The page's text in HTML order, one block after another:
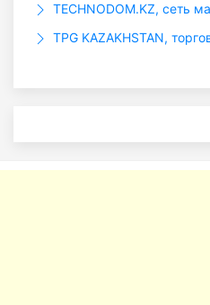
TECHNODOM.KZ, сеть
TPG KAZAKHSTAN,